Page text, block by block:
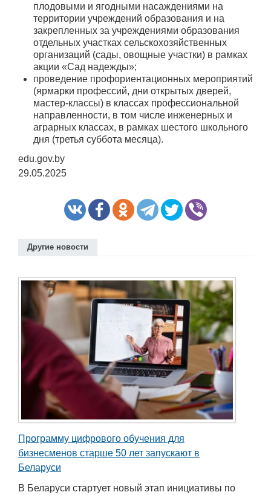
плодовыми и ягодными насаждениями на
территории учреждений образования и на
закрепленных за учреждениями образования
отдельных участках сельскохозяйственных
организаций (сады, овощные участки) в рамках
акции «Сад надежды»;
проведение профориентационных мероприятий
(ярмарки профессий, дни открытых дверей,
мастер-классы) в классах профессиональной
направленности, в том числе инженерных и
аграрных классах, в рамках шестого школьного
дня (третья суббота месяца).
edu.gov.by
29.05.2025
Другие новости
Программу цифрового обучения для
бизнесменов старше 50 лет запускают в
Беларуси
В Беларуси стартует новый этап инициативы по